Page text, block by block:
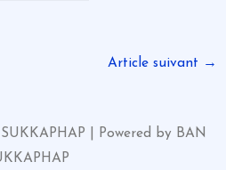
Article suivant →
| Powered by BAN